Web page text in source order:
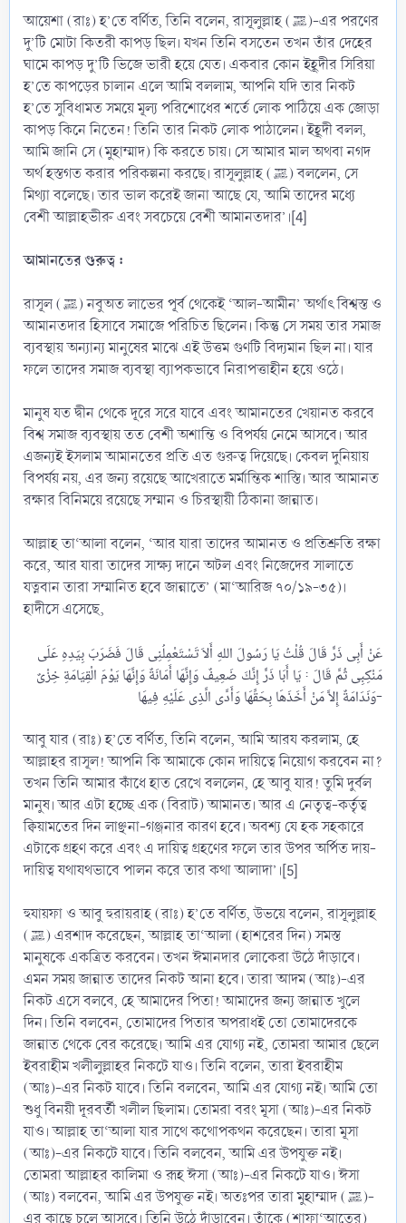
আয়েশা (রাঃ) হ’তে বর্ণিত, তিনি বলেন, রাসূলুল্লাহ (ﷺ)-এর পরণের
দু’টি মোটা কিতরী কাপড় ছিল। যখন তিনি বসতেন তখন তাঁর দেহের
ঘামে কাপড় দু’টি ভিজে ভারী হয়ে যেত। একবার কোন ইহূদীর সিরিয়া
হ’তে কাপড়ের চালান এলে আমি বললাম, আপনি যদি তার নিকট
হ’তে সুবিধামত সময়ে মূল্য পরিশোধের শর্তে লোক পাঠিয়ে এক জোড়া
কাপড় কিনে নিতেন! তিনি তার নিকট লোক পাঠালেন। ইহূদী বলল,
আমি জানি সে (মুহাম্মাদ) কি করতে চায়। সে আমার মাল অথবা নগদ
অর্থ হস্তগত করার পরিকল্পনা করছে। রাসূলুল্লাহ (ﷺ) বললেন, সে
মিথ্যা বলেছে। তার ভাল করেই জানা আছে যে, আমি তাদের মধ্যে
বেশী আল্লাহভীরু এবং সবচেয়ে বেশী আমানতদার’।[4]
আমানতের গুরুত্ব :
রাসূল (ﷺ) নবুঅত লাভের পূর্ব থেকেই ‘আল-আমীন’ অর্থাৎ বিশ্বস্ত ও
আমানতদার হিসাবে সমাজে পরিচিত ছিলেন। কিন্তু সে সময় তার সমাজ
ব্যবস্থায় অন্যান্য মানুষের মাঝে এই উত্তম গুণটি বিদ্যমান ছিল না। যার
ফলে তাদের সমাজ ব্যবস্থা ব্যাপকভাবে নিরাপত্তাহীন হয়ে ওঠে।
মানুষ যত দ্বীন থেকে দূরে সরে যাবে এবং আমানতের খেয়ানত করবে
বিশ্ব সমাজ ব্যবস্থায় তত বেশী অশান্তি ও বিপর্যয় নেমে আসবে। আর
এজন্যই ইসলাম আমানতের প্রতি এত গুরুত্ব দিয়েছে। কেবল দুনিয়ায়
বিপর্যয় নয়, এর জন্য রয়েছে আখেরাতে মর্মান্তিক শাস্তি। আর আমানত
রক্ষার বিনিময়ে রয়েছে সম্মান ও চিরস্থায়ী ঠিকানা জান্নাত।
আল্লাহ তা‘আলা বলেন, ‘আর যারা তাদের আমানত ও প্রতিশ্রুতি রক্ষা
করে, আর যারা তাদের সাক্ষ্য দানে অটল এবং নিজেদের সালাতে
যত্নবান তারা সম্মানিত হবে জান্নাতে’ (মা‘আরিজ ৭০/১৯-৩৫)।
হাদীসে এসেছে,
عَنْ أَبِى ذَرٍّ قَالَ قُلْتُ يَا رَسُولَ اللهِ أَلاَ تَسْتَعْمِلُنِى قَالَ فَضَرَبَ بِيَدِهِ عَلَى
مَنْكِبِى ثُمَّ قَالَ : يَا أَبَا ذَرٍّ إِنَّكَ ضَعِيفٌ وَإِنَّهَا أَمَانَةٌ وَإِنَّهَا يَوْمَ الْقِيَامَةِ خِزْىٌ
وَنَدَامَةٌ إِلاَّ مَنْ أَخَذَهَا بِحَقِّهَا وَأَدَّى الَّذِى عَلَيْهِ فِيهَا-​
আবু যার (রাঃ) হ’তে বর্ণিত, তিনি বলেন, আমি আরয করলাম, হে
আল্লাহর রাসূল! আপনি কি আমাকে কোন দায়িত্বে নিয়োগ করবেন না?
তখন তিনি আমার কাঁধে হাত রেখে বললেন, হে আবু যার! তুমি দুর্বল
মানুষ। আর এটা হচ্ছে এক (বিরাট) আমানত। আর এ নেতৃত্ব-কর্তৃত্ব
ক্বিয়ামতের দিন লাঞ্ছনা-গঞ্জনার কারণ হবে। অবশ্য যে হক সহকারে
এটাকে গ্রহণ করে এবং এ দায়িত্ব গ্রহণের ফলে তার উপর অর্পিত দায়-
দায়িত্ব যথাযথভাবে পালন করে তার কথা আলাদা’।[5]
হুযায়ফা ও আবু হুরায়রাহ (রাঃ) হ’তে বর্ণিত, উভয়ে বলেন, রাসূলুল্লাহ
(ﷺ) এরশাদ করেছেন, আল্লাহ তা‘আলা (হাশরের দিন) সমস্ত
মানুষকে একত্রিত করবেন। তখন ঈমানদার লোকেরা উঠে দাঁড়াবে।
এমন সময় জান্নাত তাদের নিকট আনা হবে। তারা আদম (আঃ)-এর
নিকট এসে বলবে, হে আমাদের পিতা! আমাদের জন্য জান্নাত খুলে
দিন। তিনি বলবেন, তোমাদের পিতার অপরাধই তো তোমাদেরকে
জান্নাত থেকে বের করেছে। আমি এর যোগ্য নই, তোমরা আমার ছেলে
ইবরাহীম খলীলুল্লাহর নিকটে যাও। তিনি বলেন, তারা ইবরাহীম
(আঃ)-এর নিকট যাবে। তিনি বলবেন, আমি এর যোগ্য নই। আমি তো
শুধু বিনয়ী দূরবর্তী খলীল ছিলাম। তোমরা বরং মূসা (আঃ)-এর নিকট
যাও। আল্লাহ তা‘আলা যার সাথে কথোপকথন করেছেন। তারা মূসা
(আঃ)-এর নিকটে যাবে। তিনি বলবেন, আমি এর উপযুক্ত নই।
তোমরা আল্লাহর কালিমা ও রূহ ঈসা (আঃ)-এর নিকটে যাও। ঈসা
(আঃ) বলবেন, আমি এর উপযুক্ত নই। অতঃপর তারা মুহাম্মাদ (ﷺ)-